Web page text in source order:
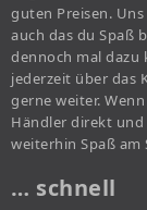
guten Preisen.
auch das du Spaß
dennoch mal dazu
jederzeit über das
gerne weiter.
Händler direkt
weiterhin Spaß am
… schnell